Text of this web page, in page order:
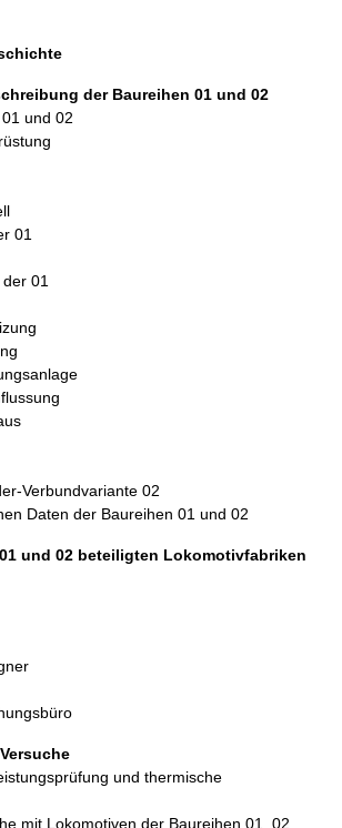
der Baureihen 01 und 02
und 02
01
der 01
Verbundvariante 02
Daten der Baureihen 01 und 02
und 02 beteiligten Lokomotivfabriken
und thermische
mit Lokomotiven der Baureihen 01, 02,